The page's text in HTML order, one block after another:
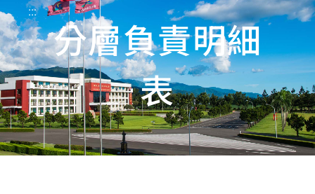
:::
分層負責明細
表